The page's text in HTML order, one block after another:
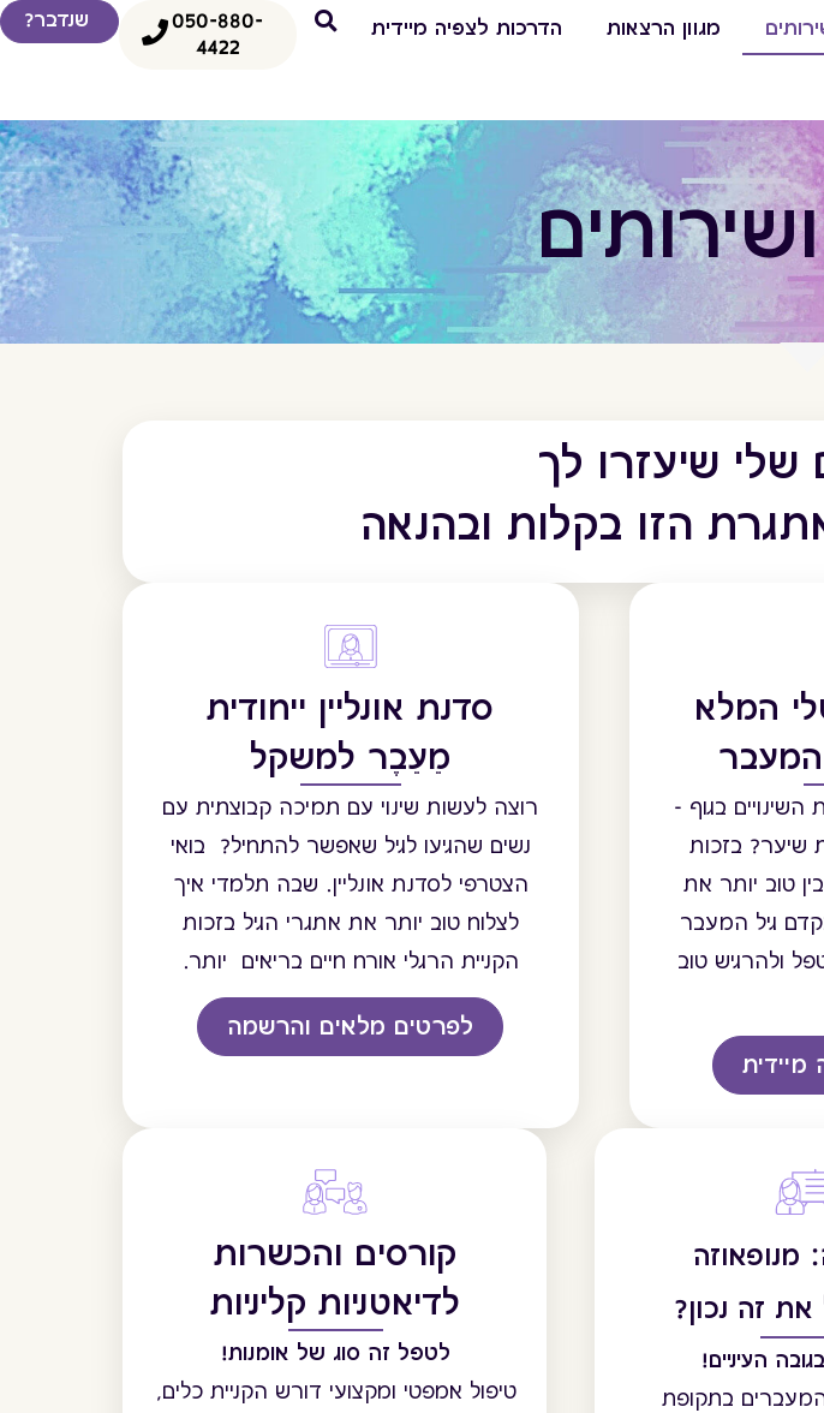
מגוון הרצאות הדרכות לצפיה מיידית
050-880-
4422
שנדבר?
שלי שיעזרו לך
הזו בקלות ובהנאה
המלא
המעבר
את השינויים בגוף -
שיער? בזכות
טוב יותר את
גיל המעבר
ולהרגיש טוב
מיידית
סדנת אונליין ייחודית
מֵעֵבֶר למשקל
רוצה לעשות שינוי עם תמיכה קבוצתית עם
נשים שהגיעו לגיל שאפשר להתחיל? בואי
הצטרפי לסדנת אונליין. שבה תלמדי איך
לצלוח טוב יותר את אתגרי הגיל בזכות
הקניית הרגלי אורח חיים בריאים יותר.
לפרטים מלאים והרשמה
מנופאוזה
את זה נכון?
העיניים!
בתקופת
קורסים והכשרות
לדיאטניות קליניות
לטפל זה סוג של אומנות!
טיפול אמפטי ומקצועי דורש הקניית כלים,